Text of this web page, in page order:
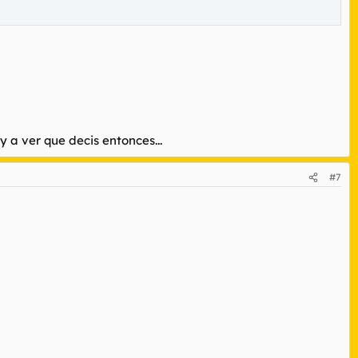
ver que decis entonces...
#7